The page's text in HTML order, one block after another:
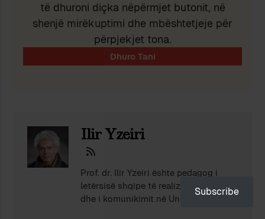
të dhuroni diçka nëpërmjet butonit, në
shenjë mirëkuptimi dhe mbështetjeje për
përpjekjet tona.
Ilir Yzeiri
Prof. dr. Ilir Yzeiri ështe pedagog i
letërsisë shqipe të realizmit socialist
dhe i komunikimit në Universitetin A.
Subscribe